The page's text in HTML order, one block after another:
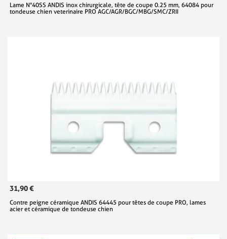
Lame N°40SS ANDIS inox chirurgicale, tête de coupe 0.25 mm, 64084 pour
tondeuse chien veterinaire PRO AGC/AGR/BGC/MBG/SMC/ZRII
31,90 €
Contre peigne céramique ANDIS 64445 pour têtes de coupe PRO, lames
acier et céramique de tondeuse chien